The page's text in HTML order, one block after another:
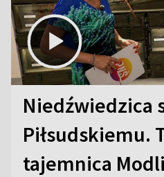
Niedźwiedzica
Piłsudskiemu.
tajemnica